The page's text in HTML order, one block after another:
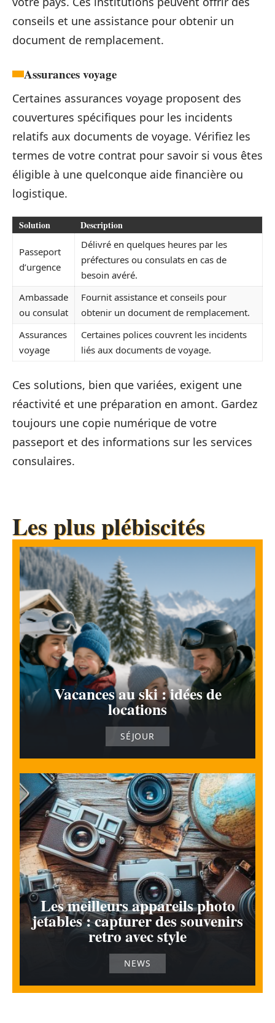
conseils et une assistance pour obtenir un
document de remplacement.
Assurances voyage
Certaines assurances voyage proposent des
couvertures spécifiques pour les incidents
relatifs aux documents de voyage. Vérifiez les
termes de votre contrat pour savoir si vous êtes
éligible à une quelconque aide financière ou
logistique.
Solution Description
Passeport
d’urgence
Délivré en quelques heures par les
préfectures ou consulats en cas de
besoin avéré.
Ambassade
ou consulat
Fournit assistance et conseils pour
obtenir un document de remplacement.
Assurances
voyage
Certaines polices couvrent les incidents
liés aux documents de voyage.
Ces solutions, bien que variées, exigent une
réactivité et une préparation en amont. Gardez
toujours une copie numérique de votre
passeport et des informations sur les services
consulaires.
Les plus plébiscités
Vacances au ski : idées de
locations
SÉJOUR
Les meilleurs appareils photo
jetables : capturer des souvenirs
retro avec style
NEWS